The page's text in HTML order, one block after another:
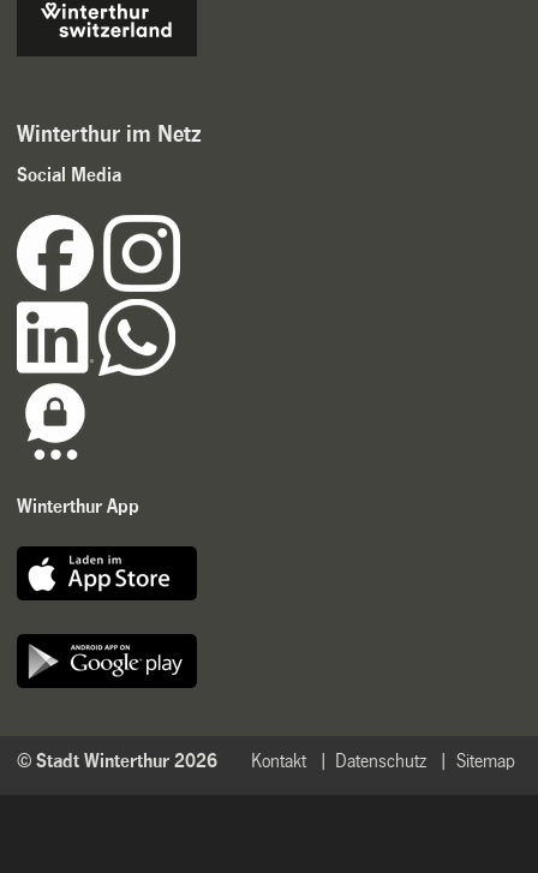
Winterthur im Netz
Social Media
Winterthur App
Sitemap
Datenschutz
Kontakt
© Stadt Winterthur 2026